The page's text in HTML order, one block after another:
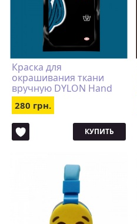
Краска для
окрашивания ткани
вручную DYLON Hand
Use Navy Blue
280 грн.
КУПИТЬ